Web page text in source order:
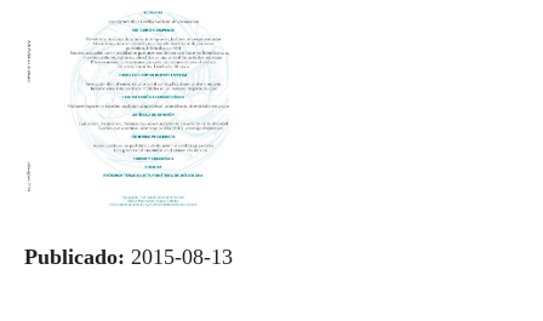
Publicado: 2015-08-13